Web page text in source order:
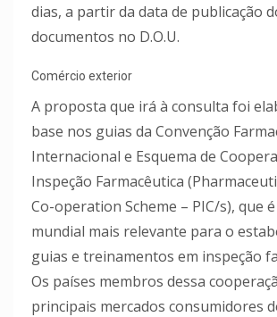
dias, a partir da data de publicação
documentos no D.O.U.
Comércio exterior
A proposta que irá à consulta foi
base nos guias da Convenção
Internacional e Esquema de
Inspeção Farmacêutica
Co-operation Scheme – PIC/s), que
mundial mais relevante para o
guias e treinamentos em inspeção
Os países membros dessa
principais mercados consumidores